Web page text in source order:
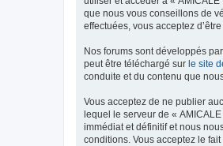
que nous vous conseillons de
effectuées, vous acceptez
Nos forums sont développés
peut être téléchargé sur le site
conduite et du contenu que
Vous acceptez de ne publier
lequel le serveur de «
immédiat et définitif et nous
conditions. Vous acceptez le